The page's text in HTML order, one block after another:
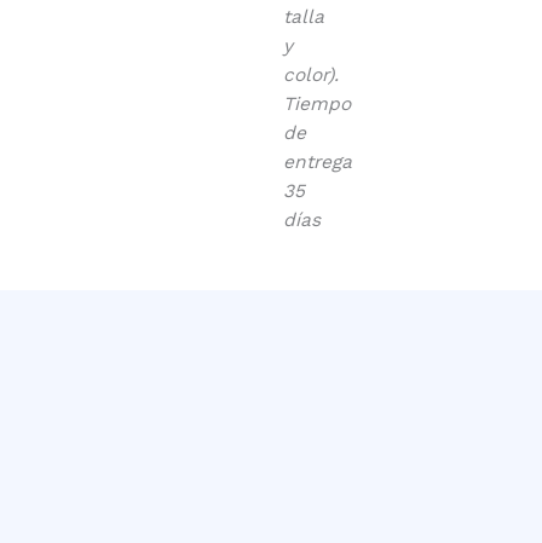
talla
y
color).
Tiempo
de
entrega
35
días